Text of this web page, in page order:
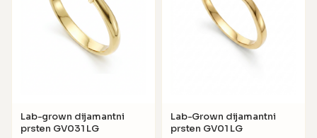
Lab-grown dijamantni
prsten GV031 LG
Lab-Grown dijamantni
prsten GV01 LG